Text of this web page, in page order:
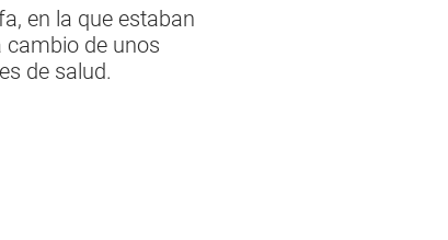
en la que estaban
de unos
de salud.